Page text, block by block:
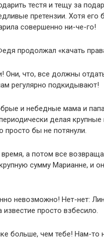
тестя и тещу за
претензии. Хотя
совершенно ни-че-го!
продолжал «качать
Они, что, все должны
регулярно подкидывают!
и небедные мама и
делая
бы не потянули.
а потом все
сумму Марианне, и
невозможно! Нет-нет:
просто взбесило.
больше, чем тебе! Нам-то